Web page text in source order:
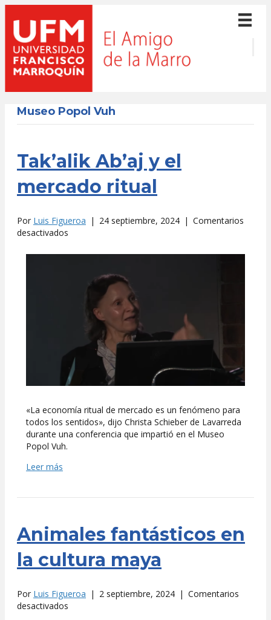
Museo Popol Vuh
Tak’alik Ab’aj y el
mercado ritual
Por Luis Figueroa | 24 septiembre, 2024 | Comentarios
desactivados
Ab’aj
«La economía ritual de mercado es un fenómeno para
todos los sentidos», dijo Christa Schieber de Lavarreda
durante una conferencia que impartió en el Museo
Popol Vuh.
Leer más
Animales fantásticos en
la cultura maya
Por Luis Figueroa | 2 septiembre, 2024 | Comentarios
desactivados